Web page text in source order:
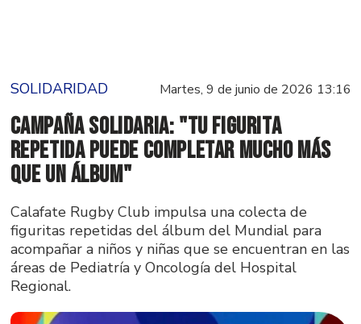
SOLIDARIDAD Martes, 9 de junio de 2026 13:16
Campaña solidaria: "Tu figurita
repetida puede completar mucho más
que un álbum"
Calafate Rugby Club impulsa una colecta de
figuritas repetidas del álbum del Mundial para
acompañar a niños y niñas que se encuentran en las
áreas de Pediatría y Oncología del Hospital
Regional.